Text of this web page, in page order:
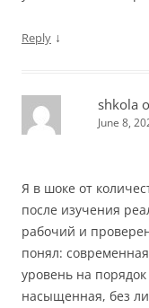
Reply ↓
shkola
June 8,
Я в шоке от
после изучения
рабочий и
понял:
уровень на
насыщенная, без